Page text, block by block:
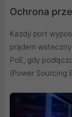
Ochrona
Każdy port
prądem
PoE, gdy
(Power Sourcing